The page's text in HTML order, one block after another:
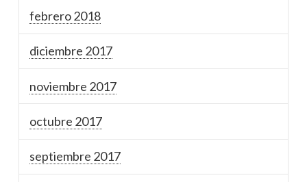
febrero 2018
diciembre 2017
noviembre 2017
octubre 2017
septiembre 2017